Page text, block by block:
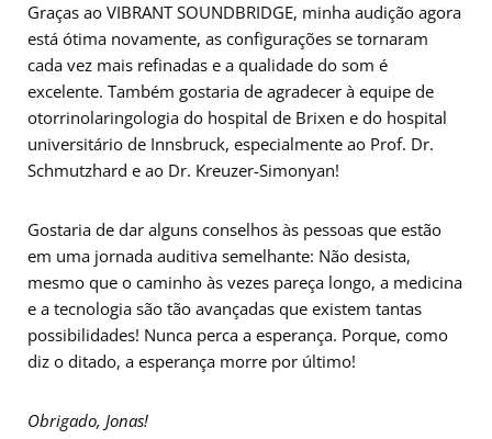
Graças ao VIBRANT SOUNDBRIDGE, minha audição agora
está ótima novamente, as configurações se tornaram
cada vez mais refinadas e a qualidade do som é
excelente. Também gostaria de agradecer à equipe de
otorrinolaringologia do hospital de Brixen e do hospital
universitário de Innsbruck, especialmente ao Prof. Dr.
Schmutzhard e ao Dr. Kreuzer-Simonyan!
Gostaria de dar alguns conselhos às pessoas que estão
em uma jornada auditiva semelhante: Não desista,
mesmo que o caminho às vezes pareça longo, a medicina
e a tecnologia são tão avançadas que existem tantas
possibilidades! Nunca perca a esperança. Porque, como
diz o ditado, a esperança morre por último!
Obrigado, Jonas!